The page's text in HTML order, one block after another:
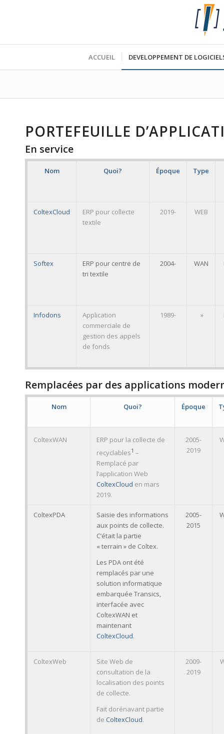
ACCUEIL DEVELOPPEMENT DE
PORTEFEUILLE
En service
Nom Quoi? Époque Type
ColtexCloud
ERP pour collecte
textile
2019- WEB
Softex
ERP pour centre de
tri textile
2004- WAN
Infodons
Application
commerciale de
gestion des appels
de fonds
1989- »
Remplacées par des applications
Nom Quoi? Époque
ColtexWAN
ERP pour la collecte de
recyclables1 –
Remplacé par
l’application Web
ColtexCloud en mars
2019.
2005-
2019
ColtexPDA
Saisie des informations
aux points de collecte.
C’était la partie
« terrain » de Coltex.
Les PDA ont été
remplacés par une
solution informatique
embarquée Transics,
interfacée avec
ColtexWAN et
maintenant
ColtexCloud.
2005-
2015
ColtexWeb
Site Web de
consultation de la
localisation des points
de collecte.
Fait dorénavant partie
de ColtexCloud.
2009-
2019